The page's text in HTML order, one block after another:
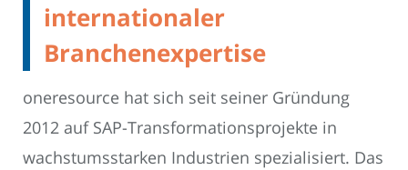
internationaler
Branchenexpertise
oneresource hat sich seit seiner Gründung
2012 auf SAP-Transformationsprojekte in
wachstumsstarken Industrien spezialisiert. Das